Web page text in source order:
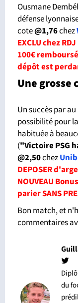
Ousmane
défense
cote@1,76chez
EXCLU chez
100€
dépôt est
Une grosse
Un succès par
possibilité pour
habituée à
("Victoire PSG
@2,50chez
DEPOSER
NOUVEAU
parier SANS
Bon match, et
commentaires
du